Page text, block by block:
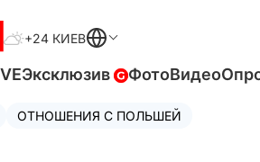
+24 КИЕВ
Эксклюзив ФотоВидео
ОТНОШЕНИЯ С ПОЛЬШЕЙ